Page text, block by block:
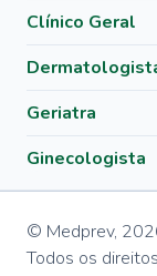
Clínico Geral
Geriatra
Ginecologista
© Medprev,
Todos os